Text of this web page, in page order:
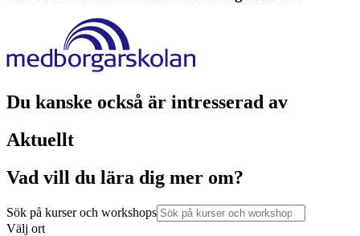
Du kanske också är intresserad av
Aktuellt
Vad vill du lära dig mer om?
Sök på kurser och workshops
Välj ort